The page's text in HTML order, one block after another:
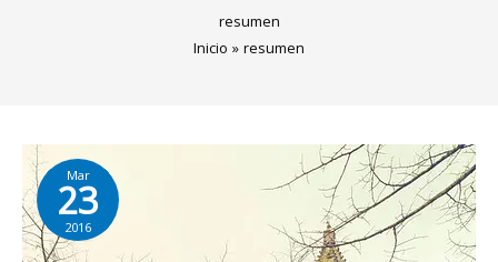
resumen
Inicio
resumen
Mar
23
2016